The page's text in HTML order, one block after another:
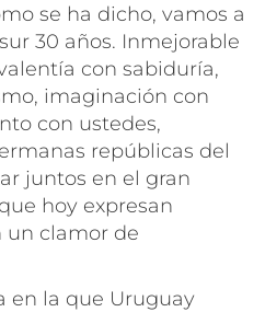
se ha dicho, vamos a
30 años. Inmejorable
con sabiduría,
imaginación con
con ustedes,
repúblicas del
juntos en el gran
hoy expresan
un clamor de
en la que Uruguay